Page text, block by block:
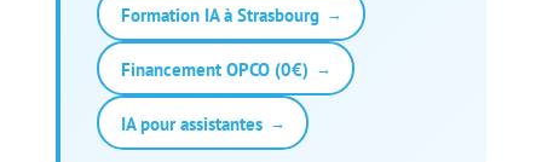
Formation IA à Strasbourg →
Financement OPCO (0€) →
IA pour assistantes →